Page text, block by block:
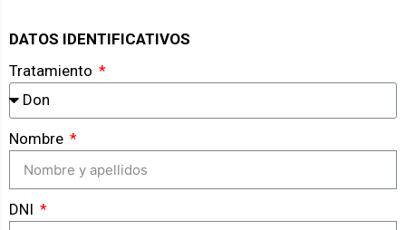
DATOS IDENTIFICATIVOS
Tratamiento
Nombre
DNI